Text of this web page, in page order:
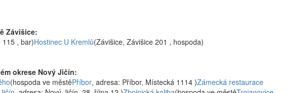
Závišice:
115 , bar)Hostinec U Kremlů(Závišice, Závišice 201 , hospoda)
okrese Nový Jičín:
(hospoda ve městěPříbor, adresa: Příbor, Místecká 1114 )Zámecká restaurace